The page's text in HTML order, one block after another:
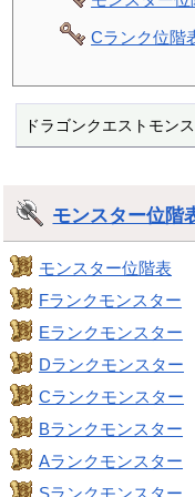
Cランク位階
ドラゴンクエストモン
モンスター位階
モンスター位階表
Fランクモンスター
Eランクモンスター
Dランクモンスター
Cランクモンスター
Bランクモンスター
Aランクモンスター